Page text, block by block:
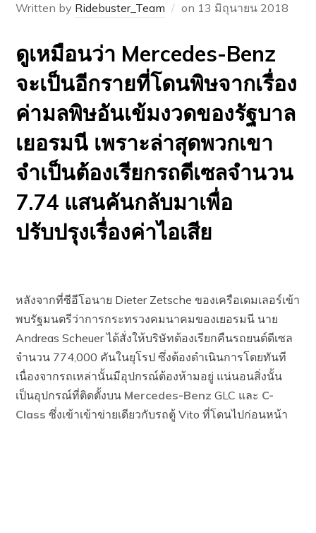
Written by Ridebuster_Team on 13 มิถุนายน 2018
ดูเหมือนว่า Mercedes-Benz
จะเป็นอีกรายที่โดนพิษจากเรื่อง
ค่ามลพิษอันเข้มงวดของรัฐบาล
เยอรมนี เพราะล่าสุดพวกเขา
จำเป็นต้องเรียกรถดีเซลจำนวน
7.74 แสนคันกลับมาเพื่อ
ปรับปรุงเรื่องค่าไอเสีย
หลังจากที่ซีอีโอนาย Dieter Zetsche ของเครือเดมเลอร์เข้า
พบรัฐมนตรีว่าการกระทรวงคมนาคมของเยอรมนี นาย
Andreas Scheuer ได้สั่งให้บริษัทต้องเรียกคืนรถยนต์ดีเซล
จำนวน 774,000 คันในยุโรป ซึ่งต้องดำเนินการโดยทันที
เนื่องจากรถเหล่านั้นมีอุปกรณ์ต้องห้ามอยู่ แน่นอนสิ่งนั้น
เป็นอุปกรณ์ที่ติดตั้งบน Mercedes-Benz GLC และ C-
Class ซึ่งเข้าเข้าข่ายเดียวกับรถตู้ Vito ที่โดนไปก่อนหน้า